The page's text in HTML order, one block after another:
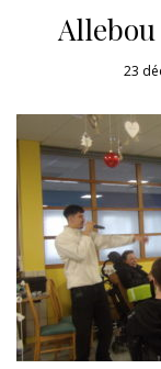
23